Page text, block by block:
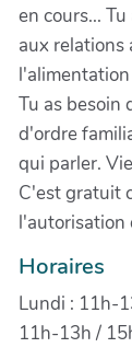
en cours...
aux relations
Tu as besoin
d'ordre
qui parler.
C'est gratuit
l'autorisation
Horaires
Lundi : 11h-
11h-13h /